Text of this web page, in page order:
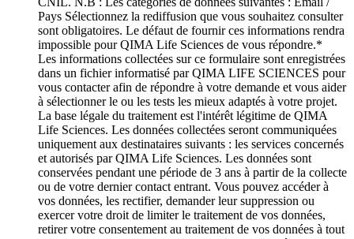
Pays Sélectionnez la rediffusion que vous souhaitez consulter
sont obligatoires. Le défaut de fournir ces informations rendra
impossible pour QIMA Life Sciences de vous répondre.*
Les informations collectées sur ce formulaire sont enregistrées
dans un fichier informatisé par QIMA LIFE SCIENCES pour
vous contacter afin de répondre à votre demande et vous aider
à sélectionner le ou les tests les mieux adaptés à votre projet.
La base légale du traitement est l'intérêt légitime de QIMA
Life Sciences. Les données collectées seront communiquées
uniquement aux destinataires suivants : les services concernés
et autorisés par QIMA Life Sciences. Les données sont
conservées pendant une période de 3 ans à partir de la collecte
ou de votre dernier contact entrant. Vous pouvez accéder à
vos données, les rectifier, demander leur suppression ou
exercer votre droit de limiter le traitement de vos données,
retirer votre consentement au traitement de vos données à tout